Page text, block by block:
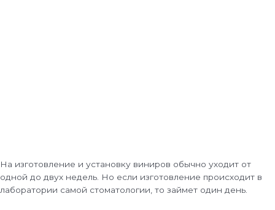
На изготовление и установку виниров обычно уходит от
одной до двух недель. Но если изготовление происходит в
лаборатории самой стоматологии, то займет один день.